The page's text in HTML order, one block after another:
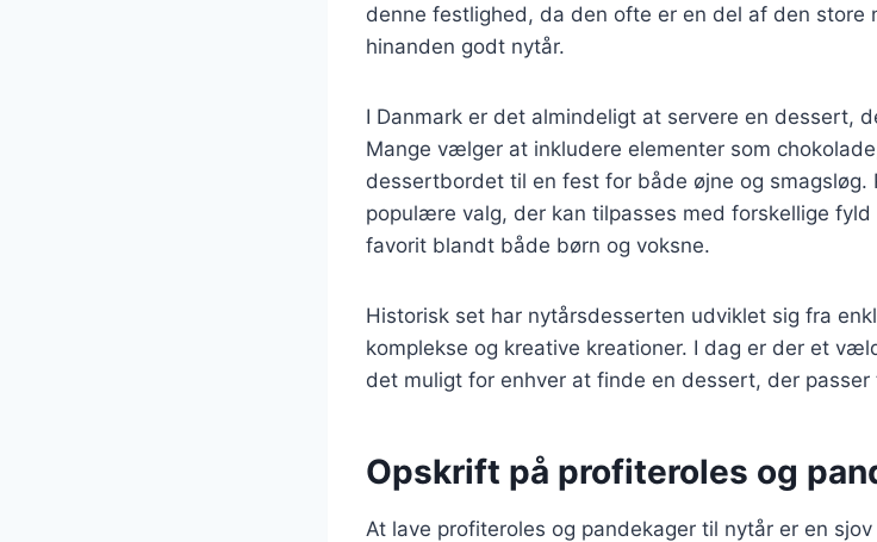
denne festlighed, da den ofte er en del af den store
hinanden godt nytår.
I Danmark er det almindeligt at servere en dessert,
Mange vælger at inkludere elementer som
dessertbordet til en fest for både øjne og smagsløg.
populære valg, der kan tilpasses med forskellige
favorit blandt både børn og voksne.
Historisk set har nytårsdesserten udviklet sig fra
komplekse og kreative kreationer. I dag er der et
det muligt for enhver at finde en dessert, der
Opskrift på profiteroles og
At lave profiteroles og pandekager til nytår er en